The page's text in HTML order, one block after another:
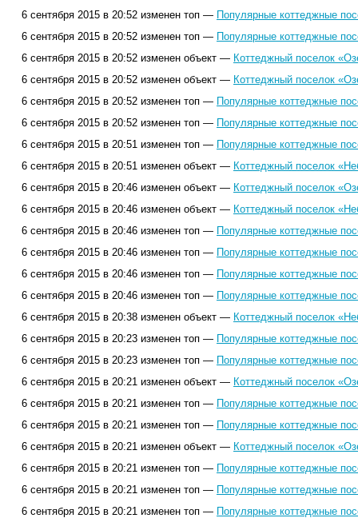
6 сентября 2015 в 20:52 изменен топ — Популярные коттеджные
6 сентября 2015 в 20:52 изменен топ — Популярные коттеджные
6 сентября 2015 в 20:52 изменен объект — Коттеджный поселок
6 сентября 2015 в 20:52 изменен объект — Коттеджный поселок
6 сентября 2015 в 20:52 изменен топ — Популярные коттеджные
6 сентября 2015 в 20:52 изменен топ — Популярные коттеджные
6 сентября 2015 в 20:51 изменен топ — Популярные коттеджные
6 сентября 2015 в 20:51 изменен объект — Коттеджный поселок
6 сентября 2015 в 20:46 изменен объект — Коттеджный поселок
6 сентября 2015 в 20:46 изменен объект — Коттеджный поселок
6 сентября 2015 в 20:46 изменен топ — Популярные коттеджные
6 сентября 2015 в 20:46 изменен топ — Популярные коттеджные
6 сентября 2015 в 20:46 изменен топ — Популярные коттеджные
6 сентября 2015 в 20:46 изменен топ — Популярные коттеджные
6 сентября 2015 в 20:38 изменен объект — Коттеджный поселок
6 сентября 2015 в 20:23 изменен топ — Популярные коттеджные
6 сентября 2015 в 20:23 изменен топ — Популярные коттеджные
6 сентября 2015 в 20:21 изменен объект — Коттеджный поселок
6 сентября 2015 в 20:21 изменен топ — Популярные коттеджные
6 сентября 2015 в 20:21 изменен топ — Популярные коттеджные
6 сентября 2015 в 20:21 изменен объект — Коттеджный поселок
6 сентября 2015 в 20:21 изменен топ — Популярные коттеджные
6 сентября 2015 в 20:21 изменен топ — Популярные коттеджные
6 сентября 2015 в 20:21 изменен топ — Популярные коттеджные